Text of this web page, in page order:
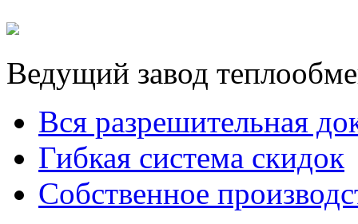
Ведущий завод
Вся разрешительная
Гибкая система скидок
Собственное